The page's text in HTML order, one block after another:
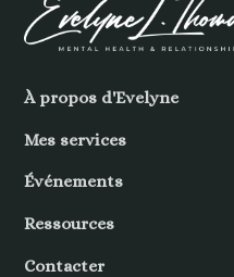
À propos d'Evelyne
Mes services
Événements
Ressources
Contacter